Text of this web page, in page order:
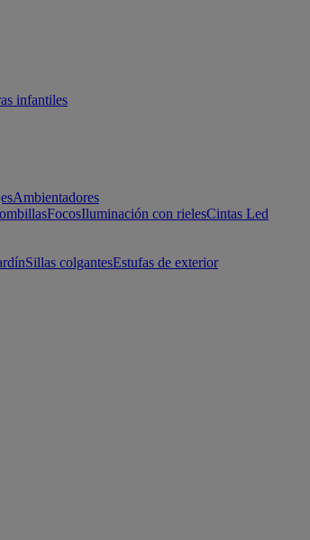
infantiles
Ambientadores
FocosIluminación con rielesCintas Led
Sillas colgantesEstufas de exterior